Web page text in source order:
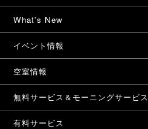
What's New
イベント情報
空室情報
無料サービス＆モーニングサービス
有料サービス